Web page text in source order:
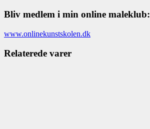
Bliv medlem i min online maleklub:
www.onlinekunstskolen.dk
Relaterede varer